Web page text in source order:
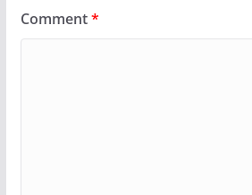
Comment*